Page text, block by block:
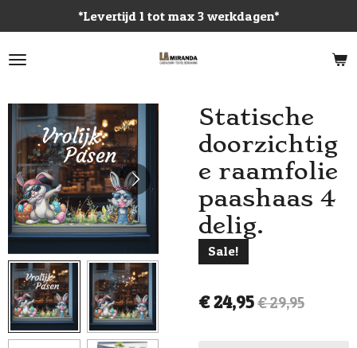
direct
naar
*Levertijd 1 tot max 3 werkdagen*
Statische
doorzichtig
e raamfolie
paashaas 4
delig.
Sale!
€ 24,95€ 29,95